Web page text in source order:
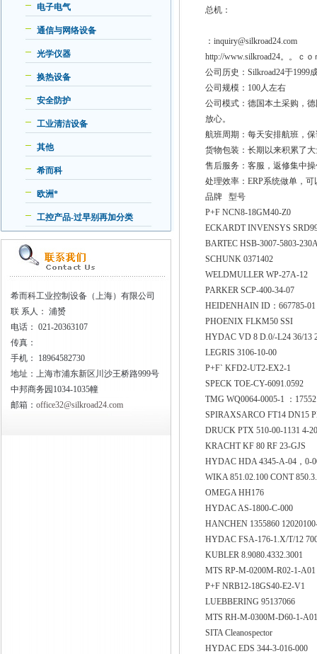
电子电气
通信与网络设备
光学仪器
换热设备
安全防护
工业清洁设备
其他
希而科
欧洲*
工控产品-过早别再加分类
希而科工业控制设备（上海）有限公司
联 系人： 浦赟
电话： 021-20363107
传真：
手机：
18964582730
地址：上海市浦东新区川沙王桥路999号
中邦商务园1034-1035幢
邮箱： office32@silkroad24.com
总机：
：inquiry@silkroad24.com
http://www.silkroad24。。ｃｏ
公司历史：Silkroad24于
公司规模：100人左右
公司模式：德国本土采购，
放心。
航班周期：每天安排航班，
货物包装：长期以来积累了
售后服务：客服，返修集中
处理效率：ERP系统做单，
品牌 型号
P+F NCN8-18GM40-Z0
ECKARDT INVENSYS
BARTEC HSB-3007-5803-
SCHUNK 0371402
WELDMULLER WP-27A-12
PARKER SCP-400-34-07
HEIDENHAIN ID：667785-
PHOENIX FLKM50 SSI
HYDAC VD 8 D.0/-L24 36/13
LEGRIS 3106-10-00
P+F` KFD2-UT2-EX2-1
SPECK TOE-CY-6091.0592
TMG WQ0064-0005-1 ：
SPIRAXSARCO FT14 DN15
DRUCK PTX 510-00-1131 4-
KRACHT KF 80 RF 23-GJS
HYDAC HDA 4345-A-04，0-
WIKA 851.02.100 CONT
OMEGA HH176
HYDAC AS-1800-C-000
HANCHEN 1355860
HYDAC FSA-176-1.X/T/12
KUBLER 8.9080.4332.3001
MTS RP-M-0200M-R02-1-
P+F NRB12-18GS40-E2-V1
LUEBBERING 95137066
MTS RH-M-0300M-D60-1-
SITA Cleanospector
HYDAC EDS 344-3-016-000